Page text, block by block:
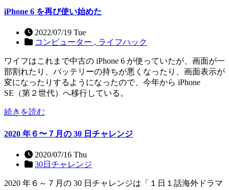
iPhone 6 を再び使い始めた
2022/07/19 Tue
コンピューター , ライフハック
ワイフはこれまで中古の iPhone 6 が使っていたが、画面が一
部割れたり、バッテリーの持ちが悪くなったり、画面表示が
変になったりするようになったので、今年から iPhone
SE（第２世代）へ移行している。
続きを読む
2020 年６〜７月の 30 日チャレンジ
2020/07/16 Thu
30日チャレンジ
2020 年６～７月の 30 日チャレンジは「１日１話海外ドラマ